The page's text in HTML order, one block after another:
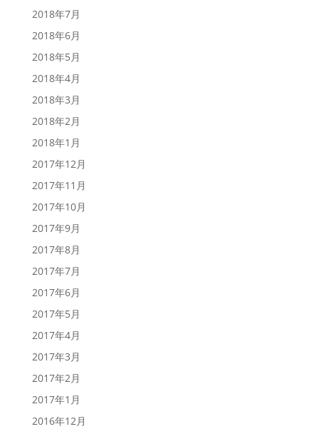
2018年7月
2018年6月
2018年5月
2018年4月
2018年3月
2018年2月
2018年1月
2017年12月
2017年11月
2017年10月
2017年9月
2017年8月
2017年7月
2017年6月
2017年5月
2017年4月
2017年3月
2017年2月
2017年1月
2016年12月